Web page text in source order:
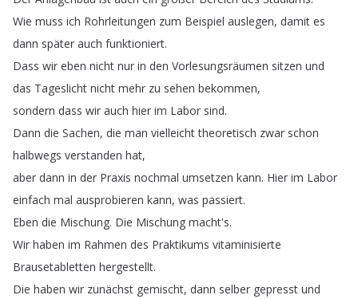
Wie muss ich Rohrleitungen zum Beispiel auslegen, damit es
dann später auch funktioniert.
Dass wir eben nicht nur in den Vorlesungsräumen sitzen und
das Tageslicht nicht mehr zu sehen bekommen,
sondern dass wir auch hier im Labor sind.
Dann die Sachen, die man vielleicht theoretisch zwar schon
halbwegs verstanden hat,
aber dann in der Praxis nochmal umsetzen kann. Hier im Labor
einfach mal ausprobieren kann, was passiert.
Eben die Mischung. Die Mischung macht's.
Wir haben im Rahmen des Praktikums vitaminisierte
Brausetabletten hergestellt.
Die haben wir zunächst gemischt, dann selber gepresst und